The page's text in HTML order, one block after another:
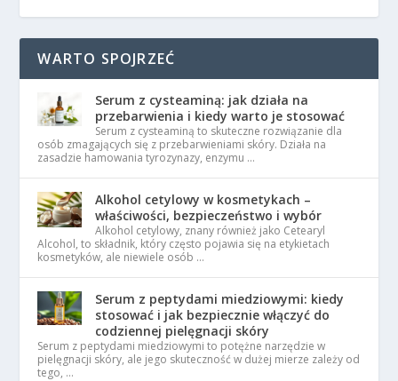
WARTO SPOJRZEĆ
Serum z cysteaminą: jak działa na
przebarwienia i kiedy warto je stosować
Serum z cysteaminą to skuteczne rozwiązanie dla
osób zmagających się z przebarwieniami skóry. Działa na
zasadzie hamowania tyrozynazy, enzymu …
Alkohol cetylowy w kosmetykach –
właściwości, bezpieczeństwo i wybór
Alkohol cetylowy, znany również jako Cetearyl
Alcohol, to składnik, który często pojawia się na etykietach
kosmetyków, ale niewiele osób …
Serum z peptydami miedziowymi: kiedy
stosować i jak bezpiecznie włączyć do
codziennej pielęgnacji skóry
Serum z peptydami miedziowymi to potężne narzędzie w
pielęgnacji skóry, ale jego skuteczność w dużej mierze zależy od
tego, …